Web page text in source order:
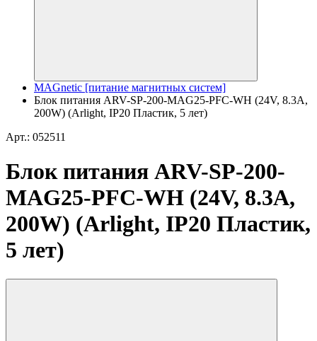
MAGnetic [питание магнитных систем]
Блок питания ARV-SP-200-MAG25-PFC-WH (24V, 8.3A,
200W) (Arlight, IP20 Пластик, 5 лет)
Арт.: 052511
Блок питания ARV-SP-200-
MAG25-PFC-WH (24V, 8.3A,
200W) (Arlight, IP20 Пластик,
5 лет)